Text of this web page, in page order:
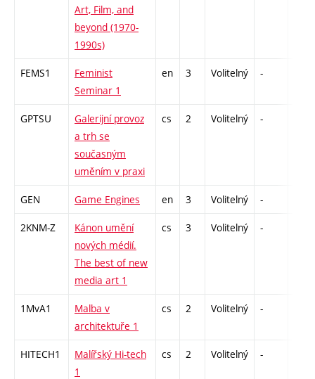
Art, Film, and
beyond (1970-
1990s)
FEMS1
Feminist
Seminar 1
en 3 Volitelný -
GPTSU
Galerijní provoz
a trh se
současným
uměním v praxi
cs 2 Volitelný -
GEN Game Engines en 3 Volitelný -
2KNM-Z
Kánon umění
nových médií.
The best of new
media art 1
cs 3 Volitelný -
1MvA1
Malba v
architektuře 1
cs 2 Volitelný -
HITECH1
Malířský Hi-tech
1
cs 2 Volitelný -